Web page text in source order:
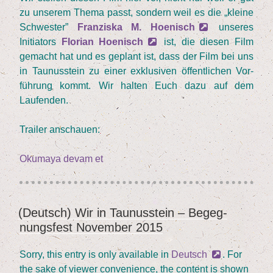
zu unse­rem The­ma passt, son­dern weil es die„klei­ne
Schwes­ter”
Fran­zis­ka M. Hoe­nisch
unse­res
Initia­tors Flo­ri­an Hoe­nisch
ist, die die­sen Film
gemacht hat und es geplant ist, dass der Film bei uns
in Tau­nus­stein zu einer exklu­si­ven öffent­li­chen Vor­
füh­rung kommt. Wir hal­ten Euch dazu auf dem
Laufenden.
Trai­ler anschau­en:
Oku­ma­ya devam et„(Deutsch)
„ Club
Euro­
pa”
–
ZDF
Das
YAYIM
TARIHI
(Deutsch) Wir in Tau­nus­stein – Begeg­
nungs­fest Novem­ber 2015
Sor­ry, this ent­ry is only available inDeutsch
. For
the sake of view­er con­ve­ni­ence, the con­tent is shown